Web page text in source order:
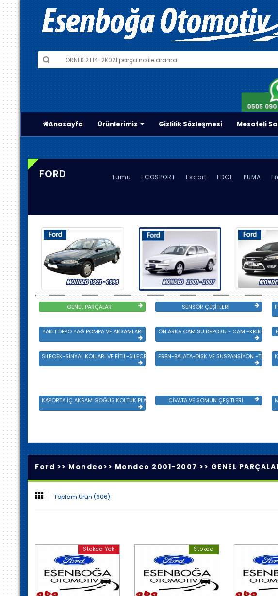
Anasayfa Ürünlerimiz Gizlilik Sözleşmesi Mesafeli
FORD Tümü ECOSPORT Escort EDGE PUMA
GENEL PARÇALAR SENSÖR ÇEŞİTLERİ
YAKIT DEPO YAĞ POMPA VE AKSAMLARI ÖN ARKA CAM SU DEPOSU - CAM -KRİKO VE
SİLECEK-SİNYAL KOLLARI VE FİTİL-SİLECEK ÇEŞİTLERİFREN-BALATA-DİSK VE SÜSPANSİYON -TEKER
KAPORTA İÇ AKSAM GÖĞÜS KOLTUK PLASTİK VE SAC AKSAMCİVATA VE SOMUN ÇEŞİTLERİ
Ford >> Mondeo>> Mondeo 2001-2007 >> GENEL
Toplam Ürün (606)
Stokda Yok Stokda